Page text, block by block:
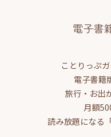
電子書
ことりっぷ
電子書籍
旅行・お出
月額
読み放題になる